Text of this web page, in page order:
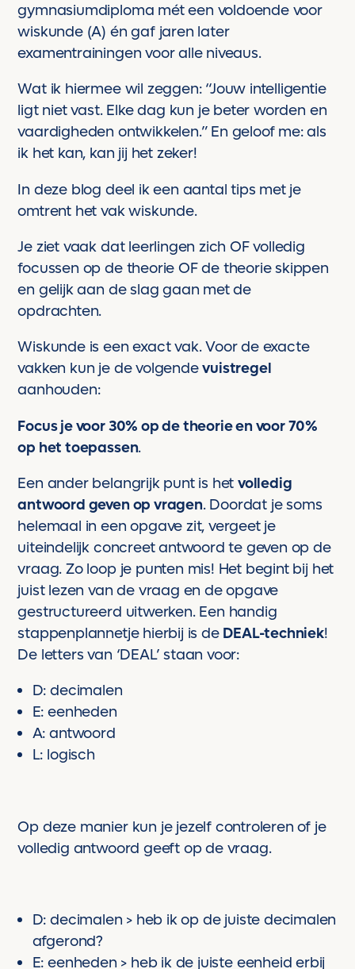
gymnasiumdiploma mét een voldoende voor
wiskunde (A) én gaf jaren later
examentrainingen voor alle niveaus.
Wat ik hiermee wil zeggen: “Jouw intelligentie
ligt niet vast. Elke dag kun je beter worden en
vaardigheden ontwikkelen.” En geloof me: als
ik het kan, kan jij het zeker!
In deze blog deel ik een aantal tips met je
omtrent het vak wiskunde.
Je ziet vaak dat leerlingen zich OF volledig
focussen op de theorie OF de theorie skippen
en gelijk aan de slag gaan met de
opdrachten.
Wiskunde is een exact vak. Voor de exacte
vakken kun je de volgendevuistregel
aanhouden:
Focus je voor 30% op de theorie en voor 70%
op het toepassen.
Een ander belangrijk punt is hetvolledig
antwoord geven op vragen. Doordat je soms
helemaal in een opgave zit, vergeet je
uiteindelijk concreet antwoord te geven op de
vraag. Zo loop je punten mis! Het begint bij het
juist lezen van de vraag en de opgave
gestructureerd uitwerken. Een handig
stappenplannetje hierbij is de DEAL-techniek!
De letters van ‘DEAL’ staan voor:
D: decimalen
E: eenheden
A: antwoord
L: logisch
Op deze manier kun je jezelf controleren of je
volledig antwoord geeft op de vraag.
D: decimalen > heb ik op de juiste decimalen
afgerond?
E: eenheden > heb ik de juiste eenheid erbij